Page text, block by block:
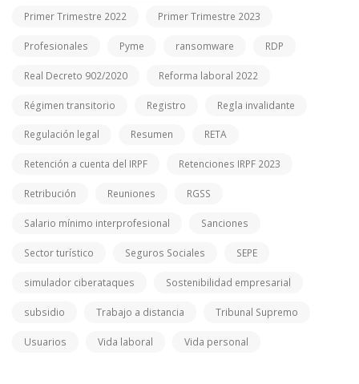
Primer Trimestre 2022 Primer Trimestre 2023
Profesionales Pyme ransomware RDP
Real Decreto 902/2020 Reforma laboral 2022
Régimen transitorio Registro Regla invalidante
Regulación legal Resumen RETA
Retención a cuenta del IRPF Retenciones IRPF 2023
Retribución Reuniones RGSS
Salario mínimo interprofesional Sanciones
Sector turístico Seguros Sociales SEPE
simulador ciberataques Sostenibilidad empresarial
subsidio Trabajo a distancia Tribunal Supremo
Usuarios Vida laboral Vida personal